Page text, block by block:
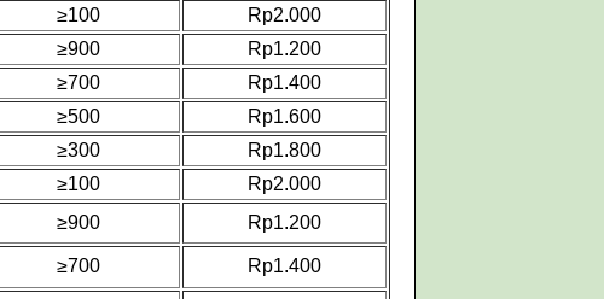
≥100
Rp2.000
≥900
Rp1.200
≥700
Rp1.400
≥500
Rp1.600
≥300
Rp1.800
≥100
Rp2.000
≥900 Rp1.200
≥700 Rp1.400